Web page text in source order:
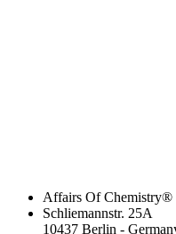
Affairs Of Chemistry®
Schliemannstr. 25A
10437 Berlin -